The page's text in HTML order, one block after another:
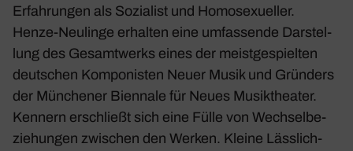
Erfah­rungen als Sozia­list und Homo­se­xu­eller.
Henze-Neulinge erhalten eine umfas­sende Darstel­
lung des Gesamt­werks eines der meist­ge­spielten
deut­schen Kompo­nisten Neuer Musik und Grün­ders
der Münchener Bien­nale für Neues Musik­theater.
Kennern erschließt sich eine Fülle von Wech­sel­be­
zie­hungen zwischen den Werken. Kleine Läss­lich­